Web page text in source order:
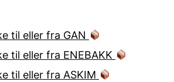
til eller fra GAN
til eller fra ENEBAKK
til eller fra ASKIM